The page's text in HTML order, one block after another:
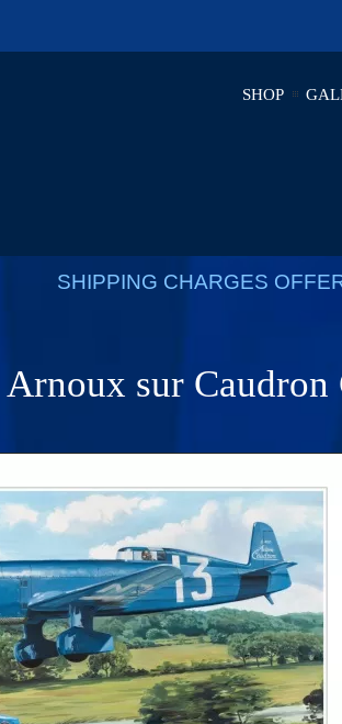
SHOP
SHIPPING CHARGES
sur